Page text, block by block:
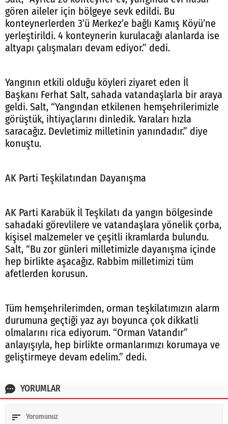
gören aileler için bölgeye sevk edildi. Bu
konteynerlerden 3’ü Merkez’e bağlı Kamış Köyü’ne
yerleştirildi. 4 konteynerin kurulacağı alanlarda ise
altyapı çalışmaları devam ediyor.” dedi.
Yangının etkili olduğu köyleri ziyaret eden İl
Başkanı Ferhat Salt, sahada vatandaşlarla bir araya
geldi. Salt, “Yangından etkilenen hemşehrilerimizle
görüştük, ihtiyaçlarını dinledik. Yaraları hızla
saracağız. Devletimiz milletinin yanındadır.” diye
konuştu.
AK Parti Teşkilatından Dayanışma
AK Parti Karabük İl Teşkilatı da yangın bölgesinde
sahadaki görevlilere ve vatandaşlara yönelik çorba,
kişisel malzemeler ve çeşitli ikramlarda bulundu.
Salt, “Bu zor günleri milletimizle dayanışma içinde
hep birlikte aşacağız. Rabbim milletimizi tüm
afetlerden korusun.
Tüm hemşehrilerimden, orman teşkilatımızın alarm
durumuna geçtiği yaz ayı boyunca çok dikkatli
olmalarını rica ediyorum. “Orman Vatandır”
anlayışıyla, hep birlikte ormanlarımızı korumaya ve
geliştirmeye devam edelim.” dedi.
YORUMLAR